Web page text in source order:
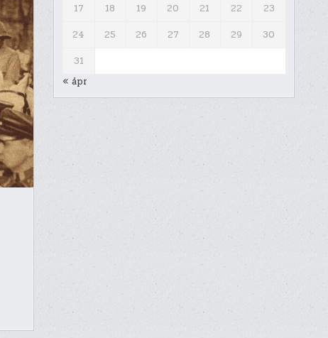
17
18 19 20 21 22
23
24
25 26 27 28 29
30
31
« ápr